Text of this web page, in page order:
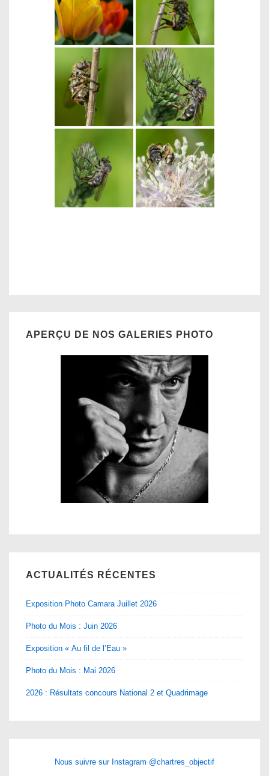
APERÇU DE NOS GALERIES PHOTO
ACTUALITÉS RÉCENTES
Exposition Photo Camara Juillet 2026
Photo du Mois : Juin 2026
Exposition « Au fil de l’Eau »
Photo du Mois : Mai 2026
2026 : Résultats concours National 2 et Quadrimage
Nous suivre sur Instagram @chartres_objectif